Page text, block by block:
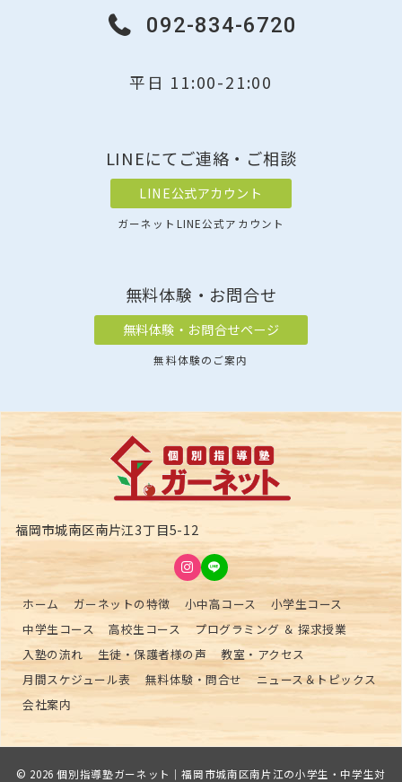
092-834-6720
平日 11:00-21:00
LINEにてご連絡・ご相談
LINE公式アカウント
ガーネットLINE公式アカウント
無料体験・お問合せ
無料体験・お問合せページ
無料体験のご案内
福岡市城南区南片江3丁目5-12
ホーム ガーネットの特徴 小中高コース
小学生コース
中学生コース
高校生コース
プログラミング ＆ 探求授業
入塾の流れ
生徒・保護者様の声
教室・アクセス
月間スケジュール表
無料体験・問合せ
ニュース＆トピックス
会社案内
© 2026個別指導塾ガーネット｜福岡市城南区南片江の小学生・中学生対